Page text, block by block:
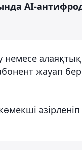
AI-
алаяқтық
жауап